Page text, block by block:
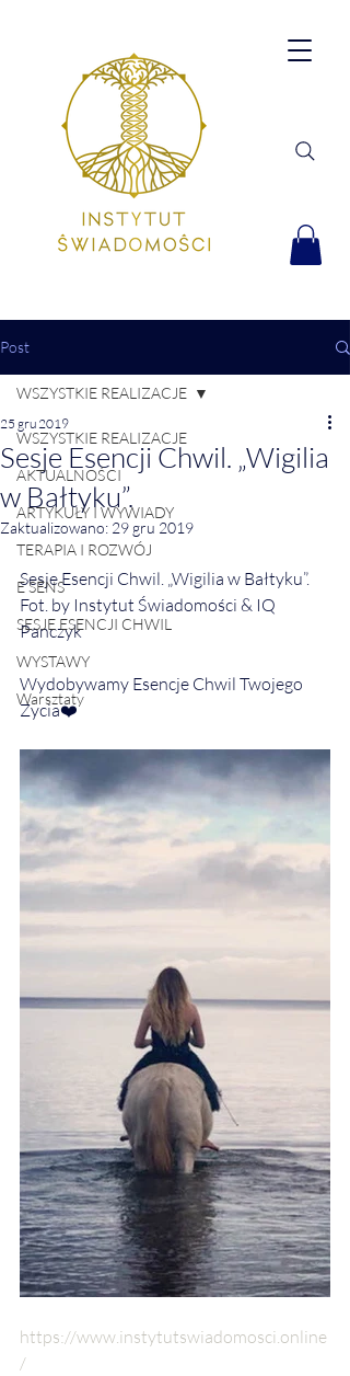
Post
WSZYSTKIE REALIZACJE
AKTUALNOŚCI
ARTYKUŁY I WYWIADY
TERAPIA I ROZWÓJ
E SENS
SESJE ESENCJI CHWIL
WYSTAWY
Warsztaty
WSZYSTKIE REALIZACJE
Sesje Esencji Chwil. „Wigilia
w Bałtyku”.
25 gru 2019
Zaktualizowano: 29 gru 2019
Sesje Esencji Chwil. „Wigilia w Bałtyku”.
Fot. by Instytut Świadomości & IQ
Panczyk
Wydobywamy Esencje Chwil Twojego
Zycia❤️
https://www.instytutswiadomosci.online
/